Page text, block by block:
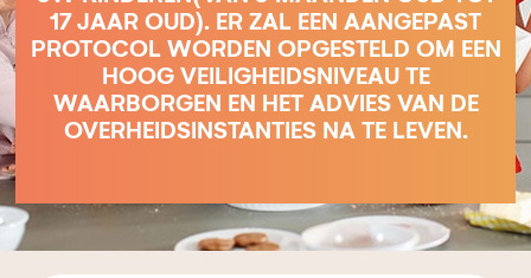
17 JAAR OUD). ER ZAL EEN AANGEPAST
PROTOCOL WORDEN OPGESTELD OM EEN
HOOG VEILIGHEIDSNIVEAU TE
WAARBORGEN EN HET ADVIES VAN DE
OVERHEIDSINSTANTIES NA TE LEVEN.